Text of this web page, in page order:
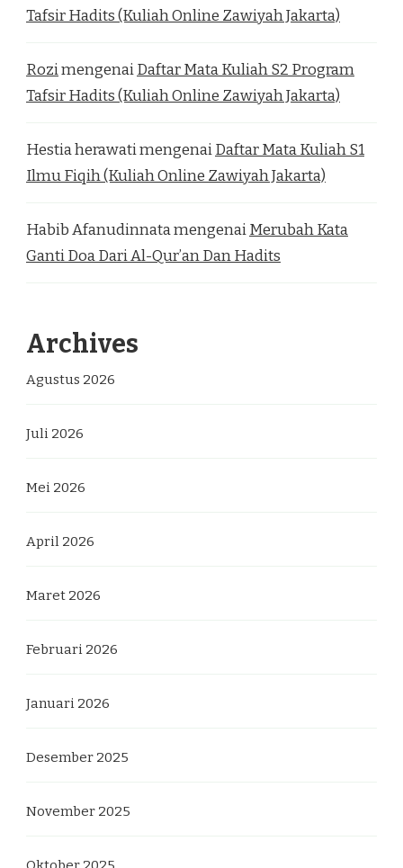
Tafsir Hadits (Kuliah Online Zawiyah Jakarta)
RozimengenaiDaftar Mata Kuliah S2 Program
Tafsir Hadits (Kuliah Online Zawiyah Jakarta)
Hestia herawatimengenaiDaftar Mata Kuliah S1
Ilmu Fiqih (Kuliah Online Zawiyah Jakarta)
Habib AfanudinnatamengenaiMerubah Kata
Ganti Doa Dari Al-Qur’an Dan Hadits
Archives
Agustus 2026
Juli 2026
Mei 2026
April 2026
Maret 2026
Februari 2026
Januari 2026
Desember 2025
November 2025